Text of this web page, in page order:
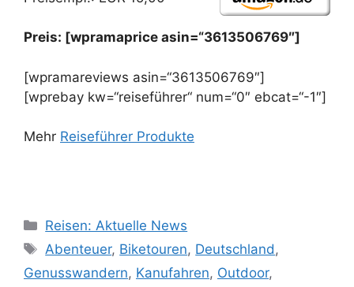
Preis: [wpramaprice asin=“3613506769″]
[wpramareviews asin=“3613506769″]
[wprebay kw=“reiseführer“ num=“0″ ebcat=“-1″]
Mehr Reiseführer Produkte
Kategorien
Reisen: Aktuelle News
Schlagwörter
Abenteuer, Biketouren, Deutschland ,
Genusswandern, Kanufahren, Outdoor,